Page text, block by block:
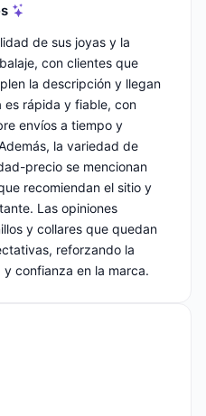
de sus joyas y la
con clientes que
la descripción y llegan
es rápida y fiable, con
envíos a tiempo y
la variedad de
precio se mencionan
recomiendan el sitio y
Las opiniones
y collares que quedan
reforzando la
confianza en la marca.